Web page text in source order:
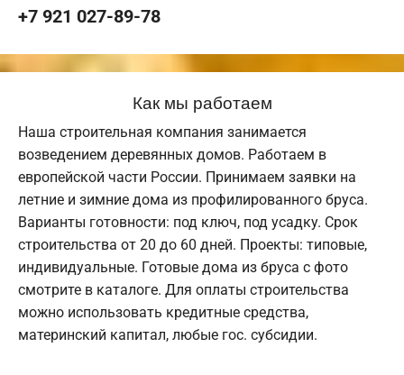
+7 921 027-89-78
Как мы работаем
Наша строительная компания занимается
возведением деревянных домов. Работаем в
европейской части России. Принимаем заявки на
летние и зимние дома из профилированного бруса.
Варианты готовности: под ключ, под усадку. Срок
строительства от 20 до 60 дней. Проекты: типовые,
индивидуальные. Готовые дома из бруса с фото
смотрите в каталоге. Для оплаты строительства
можно использовать кредитные средства,
материнский капитал, любые гос. субсидии.